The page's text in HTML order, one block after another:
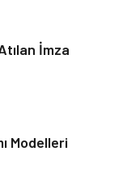
Ekonomi
İmza
Modelleri